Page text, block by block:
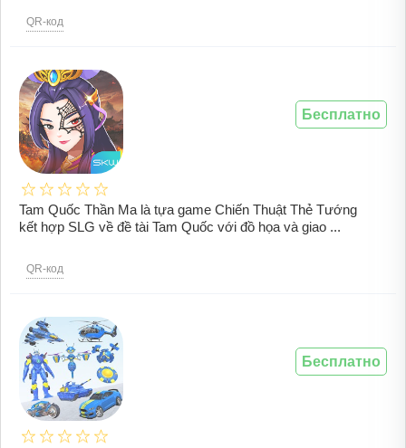
QR-код
Tam Quốc Thần Ma là tựa game Chiến Thuật Thẻ Tướng
kết hợp SLG về đề tài Tam Quốc với đồ họa và giao ...
QR-код
Бесплатно
Бесплатно